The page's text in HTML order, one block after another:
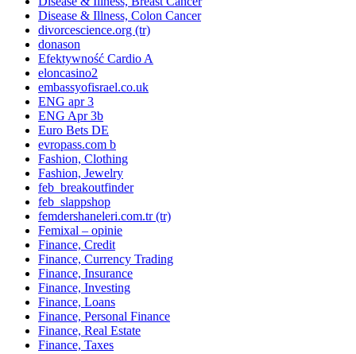
Disease & Illness, Colon Cancer
divorcescience.org (tr)
donason
Efektywność Cardio A
eloncasino2
embassyofisrael.co.uk
ENG apr 3
ENG Apr 3b
Euro Bets DE
evropass.com b
Fashion, Clothing
Fashion, Jewelry
feb_breakoutfinder
feb_slappshop
femdershaneleri.com.tr (tr)
Femixal – opinie
Finance, Credit
Finance, Currency Trading
Finance, Insurance
Finance, Investing
Finance, Loans
Finance, Personal Finance
Finance, Real Estate
Finance, Taxes